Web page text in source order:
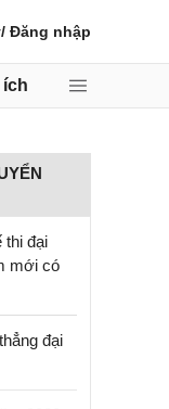
/ Đăng nhập
ích
thi đại
mới có
đại